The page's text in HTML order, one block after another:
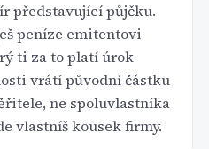
představující půjčku.
peníze emitentovi
ti za to platí úrok
vrátí původní částku
ne spoluvlastníka
vlastníš kousek firmy.